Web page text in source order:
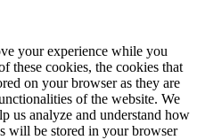
your experience while you
these cookies, the cookies that
on your browser as they are
of the website. We
us analyze and understand how
will be stored in your browser